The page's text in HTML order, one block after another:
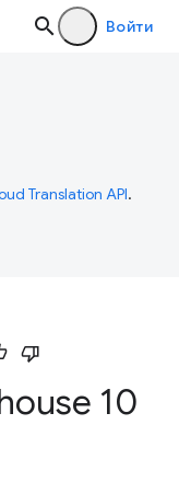
Войти
Translation API.
10